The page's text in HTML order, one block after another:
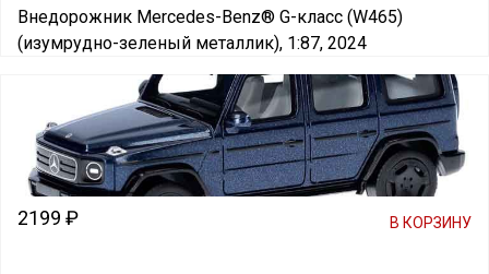
Внедорожник Mercedes-Benz® G-класс (W465)
(изумрудно-зеленый металлик), 1:87, 2024
2199 ₽ В КОРЗИНУ